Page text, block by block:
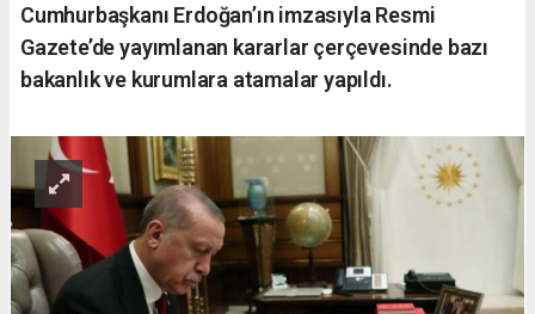
Cumhurbaşkanı Erdoğan’ın imzasıyla Resmi
Gazete’de yayımlanan kararlar çerçevesinde bazı
bakanlık ve kurumlara atamalar yapıldı.